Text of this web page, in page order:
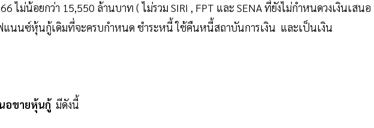
ไม่น้อยกว่า 15,550 ล้านบาท ( ไม่รวม SIRI , FPT และ SENA ที่ยังไม่กำหนดวงเงินเสนอ
นนซ์หุ้นกู้เดิมที่จะครบกำหนด ชำระหนี้ ใช้คืนหนี้สถาบันการเงิน และเป็นเงิน
อขายหุ้นกู้มีดังนี้